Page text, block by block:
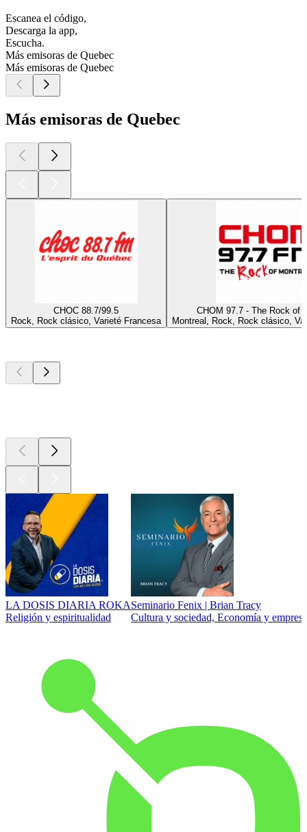
Escanea el código,
Descarga la app,
Escucha.
Más emisoras de Quebec
Más emisoras de Quebec
Más emisoras de Quebec
CHOC 88.7/99.5
Rock, Rock clásico, Varieté Francesa
CHOM 97.7 - The Rock of
Montreal, Rock, Rock clásico,
LA DOSIS DIARIA ROKA
Religión y espiritualidad
Seminario Fenix | Brian Tracy
Cultura y sociedad, Economía y